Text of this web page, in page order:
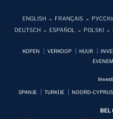
ENGLISH FRANÇAIS
DEUTSCH
ESPAÑOL POLSKI
KOPEN VERKOOP HUUR
SPANJE TURKİJE NOORD-CYPRUS
BEL